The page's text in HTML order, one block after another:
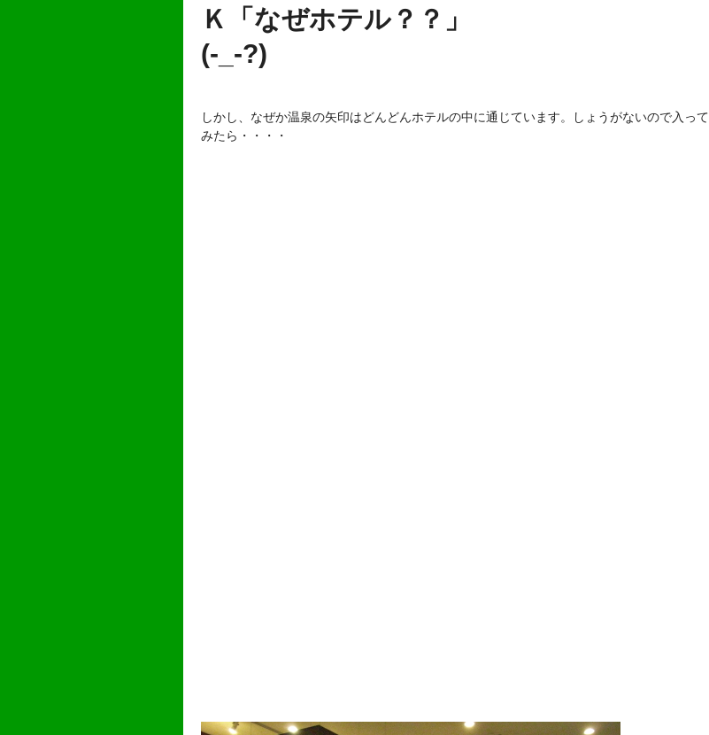
Ｋ「なぜホテル？？」
(-_-?)
しかし、なぜか温泉の矢印はどんどんホテルの中に通じています。しょうがないので入って
みたら・・・・